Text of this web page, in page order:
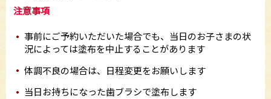
注意事項
事前にご予約いただいた場合でも、当日のお子さまの状
況によっては塗布を中止することがあります
体調不良の場合は、日程変更をお願いします
当日お持ちになった歯ブラシで塗布します